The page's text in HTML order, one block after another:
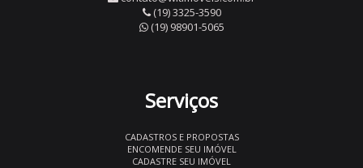
(19) 3325-3590
(19) 98901-5065
Serviços
CADASTROS E PROPOSTAS
ENCOMENDE SEU IMÓVEL
CADASTRE SEU IMÓVEL